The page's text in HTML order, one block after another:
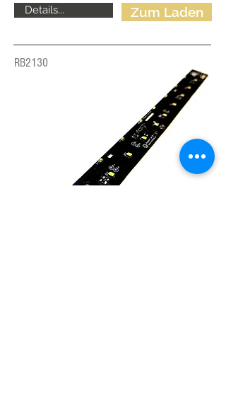
Details...
Zum Laden
RB2130